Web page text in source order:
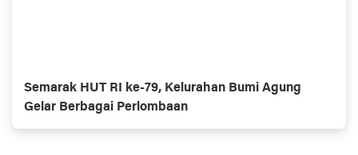
Semarak HUT RI ke-79, Kelurahan Bumi Agung
Gelar Berbagai Perlombaan